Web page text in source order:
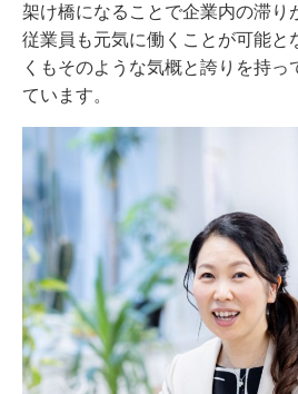
架け橋になることで企業内の滞り
従業員も元気に働くことが可能と
くもそのような気概と誇りを持っ
ています。